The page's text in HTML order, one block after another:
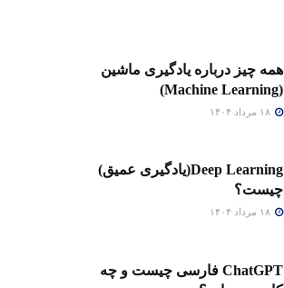
همه چیز درباره یادگیری ماشین
(Machine Learning)
Deep Learning(یادگیری عمیق)
چیست؟
ChatGPT فارسی چیست و چه